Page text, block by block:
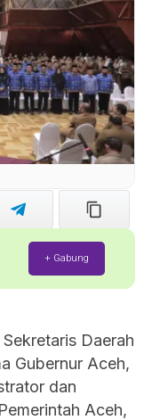
+ Gabung
Sekretaris Daerah
Gubernur Aceh,
dan
Aceh,